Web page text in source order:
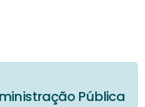
Pública